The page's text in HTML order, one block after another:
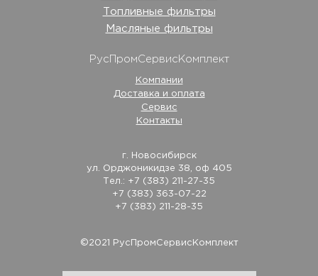
©2021 РусПромСервисКомплект
Топливные фильтры
Масляные фильтры
РусПромСервисКомплект
Компании
Доставка и оплата
Сервис
Контакты
г. Новосибирск
ул. Орджоникидзе 38, оф 405
Тел.: +7 (383) 211-27-35
+7 (383) 363-07-22
+7 (383) 211-28-35